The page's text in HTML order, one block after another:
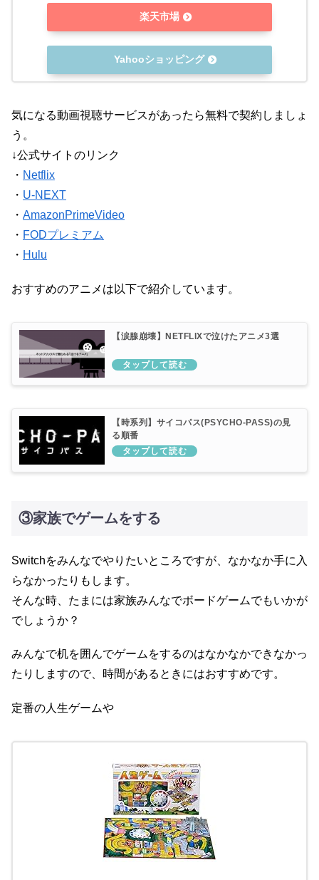
楽天市場
Yahooショッピング
気になる動画視聴サービスがあったら無料で契約しましょ
う。
↓公式サイトのリンク
・ Netflix
・ U-NEXT
・ AmazonPrimeVideo
・ FODプレミアム
・ Hulu
おすすめのアニメは以下で紹介しています。
【涙腺崩壊】NETFLIXで泣けたアニメ3選
【時系列】サイコパス(PSYCHO-PASS)の見
る順番
③家族でゲームをする
Switchをみんなでやりたいところですが、なかなか手に入
らなかったりもします。
そんな時、たまには家族みんなでボードゲームでもいかが
でしょうか？
みんなで机を囲んでゲームをするのはなかなかできなかっ
たりしますので、時間があるときにはおすすめです。
定番の人生ゲームや